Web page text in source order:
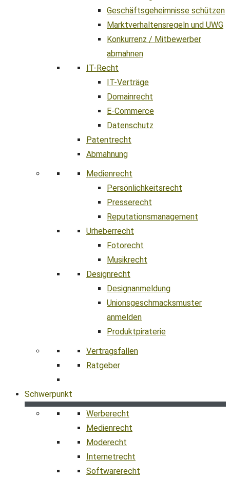
Geschäftsgeheimnisse schützen
Marktverhaltensregeln und UWG
Konkurrenz / Mitbewerber
abmahnen
IT-Recht
IT-Verträge
Domainrecht
E-Commerce
Datenschutz
Patentrecht
Abmahnung
Medienrecht
Persönlichkeitsrecht
Presserecht
Reputationsmanagement
Urheberrecht
Fotorecht
Musikrecht
Designrecht
Designanmeldung
Unionsgeschmacksmuster
anmelden
Produktpiraterie
Vertragsfallen
Ratgeber
Schwerpunkt
Werberecht
Medienrecht
Moderecht
Internetrecht
Softwarerecht